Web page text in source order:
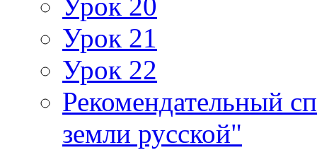
Урок 21
Урок 22
Рекомендательный
земли русской"